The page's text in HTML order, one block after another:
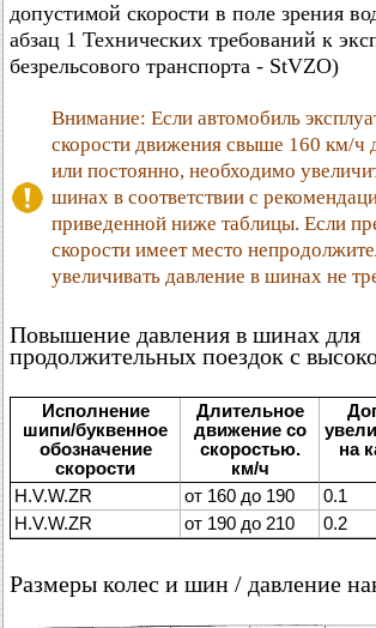
допустимой скорости в поле зрения
абзац 1 Технических требований к
безрельсового транспорта - StVZO)
Внимание: Если автомобиль
скорости движения свыше 160 км/ч
или постоянно, необходимо
шинах в соответствии с
приведенной ниже таблицы. Если
скорости имеет место
увеличивать давление в шинах не
Повышение давления в шинах для
продолжительных поездок с
Исполнение
шипи/буквенное
обозначение
скорости
Длительное
движение со
скоростью.
км/ч
на
H.V.W.ZR
от 160 до 190
0.1
H.V.W.ZR
от 190 до 210 0.2
Размеры колес и шин / давление